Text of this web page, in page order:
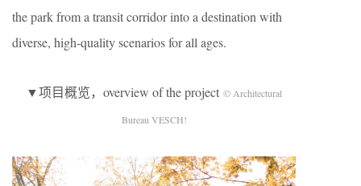
the park from a transit corridor into a destination with
diverse, high-quality scenarios for all ages.
▼项目概览，overview of the project © Architectural
Bureau VESCH!